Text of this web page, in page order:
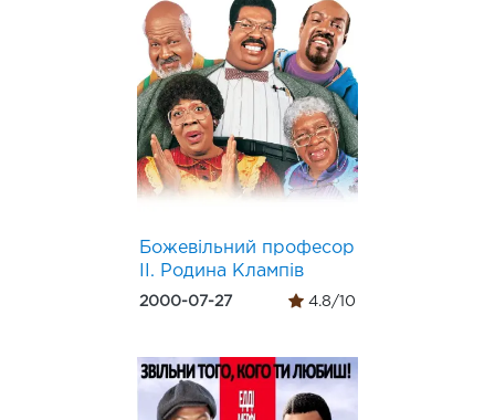
Божевільний професор
ІІ. Родина Клампів
2000-07-27 4.8/10